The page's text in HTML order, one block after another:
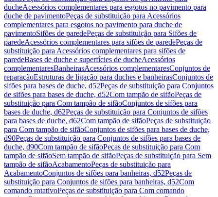
ducheAcessórios complementares para esgotos no pavimento para
duche de pavimentoPeças de substituição para Acessórios
complementares para esgotos no pavimento para duche de
pavimentoSifões de paredePeças de substituição para Sifões de
paredeAcessórios complementares para sifões de paredePeças de
substituição para Acessórios complementares para sifões de
paredeBases de duche e superfícies de ducheAcessórios
complementaresBanheirasAcessórios complementaresConjuntos de
reparaçãoEstruturas de ligação para duches e banheirasConjuntos de
sifões para bases de duche, d52Peças de substituição para Conjuntos
de sifões para bases de duche, d52Com tampão de sifãoPeças de
substituição para Com tampão de sifãoConjuntos de sifões para
bases de duche, d62Peças de substituição para Conjuntos de sifões
para bases de duche, d62Com tampão de sifãoPeças de substituição
para Com tampão de sifãoConjuntos de sifões para bases de duche,
d90Peças de substituição para Conjuntos de sifões para bases de
duche, d90Com tampão de sifãoPeças de substituição para Com
tampão de sifãoSem tampão de sifãoPeças de substituição para Sem
tampão de sifãoAcabamentoPeças de substituição para
AcabamentoConjuntos de sifões para banheiras, d52Peças de
substituição para Conjuntos de sifões para banheiras, d52Com
comando rotativoPeças de substituição para Com comando